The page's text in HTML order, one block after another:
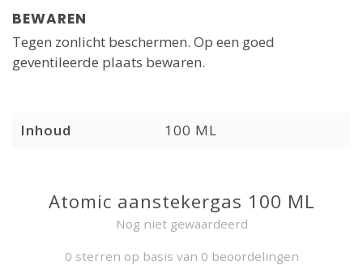
BEWAREN
Tegen zonlicht beschermen. Op een goed
geventileerde plaats bewaren.
Inhoud 100 ML
Atomic aanstekergas 100 ML
Nog niet gewaardeerd
0 sterren op basis van 0 beoordelingen